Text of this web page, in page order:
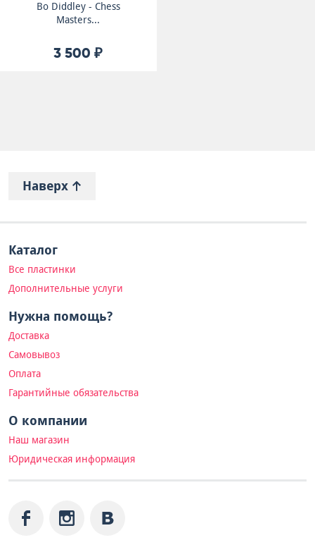
Bo Diddley - Chess
Masters...
3 500 ₽
Наверх
Каталог
Все пластинки
Дополнительные услуги
Нужна помощь?
Доставка
Самовывоз
Оплата
Гарантийные обязательства
О компании
Наш магазин
Юридическая информация